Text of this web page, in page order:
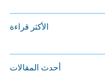
الأكثر قراءة
أحدث المقالات